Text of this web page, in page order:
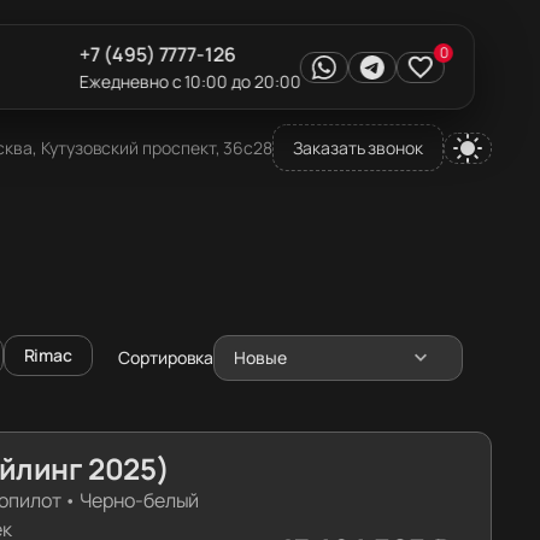
Кутузовский проспект, 36с28 Заказать звонок
+7 (495) 7777-126
Ежедневно с 10:00 до 20:00
0
Rimac
Сортировка Новые
2025)
• Черно-белый